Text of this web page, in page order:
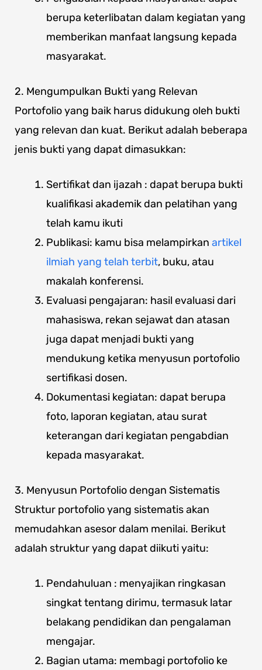
berupa keterlibatan dalam kegiatan yang
memberikan manfaat langsung kepada
masyarakat.
2. Mengumpulkan Bukti yang Relevan
Portofolio yang baik harus didukung oleh bukti
yang relevan dan kuat. Berikut adalah beberapa
jenis bukti yang dapat dimasukkan:
Sertifikat dan ijazah : dapat berupa bukti
kualifikasi akademik dan pelatihan yang
telah kamu ikuti
Publikasi: kamu bisa melampirkan artikel
ilmiah yang telah terbit, buku, atau
makalah konferensi.
Evaluasi pengajaran: hasil evaluasi dari
mahasiswa, rekan sejawat dan atasan
juga dapat menjadi bukti yang
mendukung ketika menyusun portofolio
sertifikasi dosen.
Dokumentasi kegiatan: dapat berupa
foto, laporan kegiatan, atau surat
keterangan dari kegiatan pengabdian
kepada masyarakat.
3. Menyusun Portofolio dengan Sistematis
Struktur portofolio yang sistematis akan
memudahkan asesor dalam menilai. Berikut
adalah struktur yang dapat diikuti yaitu:
Pendahuluan : menyajikan ringkasan
singkat tentang dirimu, termasuk latar
belakang pendidikan dan pengalaman
mengajar.
Bagian utama: membagi portofolio ke